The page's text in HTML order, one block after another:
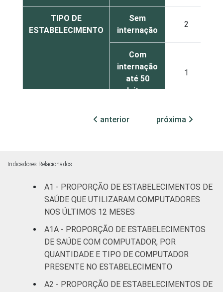
TIPO DE
ESTABELECIMENTO
Sem
internação
2
Com
internação
até 50
leitos
1
internação,
apoio à
diagnose e
terapia
LOCALIZAÇÃO
Interior 1
Base: 88.239 estabelecimentos de saúde
anterior próxima
Indicadores Relacionados
A1 - PROPORÇÃO DE ESTABELECIMENTOS DE
SAÚDE QUE UTILIZARAM COMPUTADORES
NOS ÚLTIMOS 12 MESES
A1A - PROPORÇÃO DE ESTABELECIMENTOS
DE SAÚDE COM COMPUTADOR, POR
QUANTIDADE E TIPO DE COMPUTADOR
PRESENTE NO ESTABELECIMENTO
A2 - PROPORÇÃO DE ESTABELECIMENTOS DE